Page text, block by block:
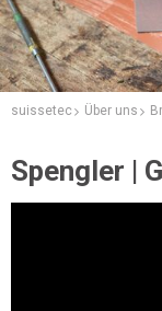
suissetec Über uns
Spengler |